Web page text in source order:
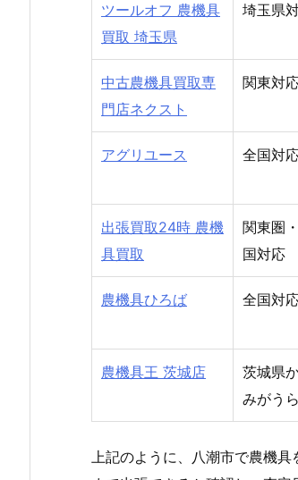
ツールオフ 農機具
買取 埼玉県
埼玉県
中古農機具買取専
門店ネクスト
関東対
アグリユース 全国対
出張買取24時 農機
具買取
関東圏
国対応
農機具ひろば 全国対
農機具王 茨城店
茨城県
みがう
上記のように、八潮市で農機